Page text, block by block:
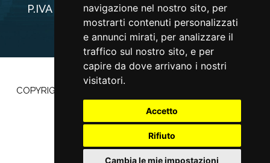
navigazione nel nostro sito, per
mostrarti contenuti personalizzati
e annunci mirati, per analizzare il
traffico sul nostro sito, e per
capire da dove arrivano i nostri
visitatori.
Accetto
Rifiuto
Cambia le mie impostazioni
P.IVA 02590960304
COPYRIGHT ©2022 |
ETEC MINDS